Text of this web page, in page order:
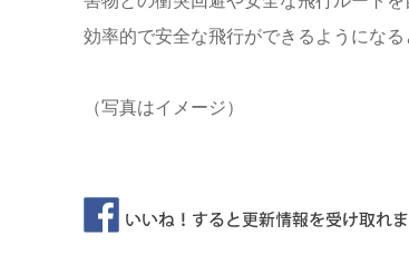
効率的で安全な飛行ができるようになる
（写真はイメージ）